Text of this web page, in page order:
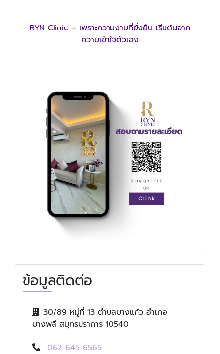
RYN Clinic – เพราะความงามที่ยั่งยืน เริ่มต้นจาก
ความเข้าใจตัวเอง
ข้อมูลติดต่อ
30/89 หมู่ที่ 13 ตำบลบางแก้ว อำเภอ
บางพลี สมุทรปราการ 10540
062-645-6565